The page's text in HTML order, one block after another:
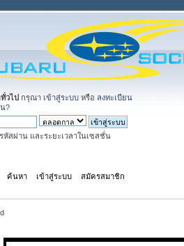
วไป กรุณา เข้าสู่ระบบ หรือ ลงทะเบียน
?
หัสผ่าน และระยะเวลาในเซสชั่น
ค้นหา เข้าสู่ระบบ สมัครสมาชิก